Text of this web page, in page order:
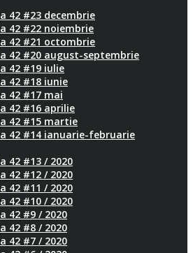
42 #23 decembrie
42 #22 noiembrie
42 #21 octombrie
42 #20 august-septembrie
42 #19 iulie
42 #18 iunie
42 #17 mai
42 #16 aprilie
42 #15 martie
42 #14 ianuarie-februarie
42 #13 / 2020
42 #12 / 2020
42 #11 / 2020
42 #10 / 2020
42 #9 / 2020
42 #8 / 2020
42 #7 / 2020